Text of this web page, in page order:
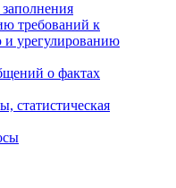
требований к
урегулированию
о фактах
статистическая